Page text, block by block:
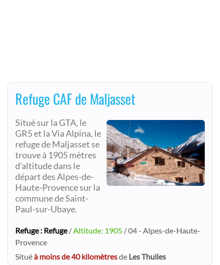
Refuge CAF de Maljasset
Situé sur la GTA, le
GR5 et la Via Alpina, le
refuge de Maljasset se
trouve à 1905 mètres
d'altitude dans le
départ des Alpes-de-
Haute-Provence sur la
commune de Saint-
Paul-sur-Ubaye.
Refuge : Refuge/Altitude: 1905 / 04 - Alpes-de-Haute-
Provence
Situéà moins de 40 kilomètresde Les Thuiles